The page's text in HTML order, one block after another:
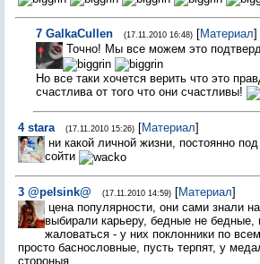
7 GalkaCullen (17.11.2010 16:48) [Материал]
Точно! Мы все можем это
Но все таки хочется верить что это
счастлива от того что они счастливы!
4 stara (17.11.2010 15:26) [Материал]
ни какой личной жизни, постоянно
сойти
3 @pelsink@ (17.11.2010 14:59) [Материал]
цена популярности, они сами знали
выбирали карьеру, бедные не бедные,
жаловаться - у них поклонники по
просто баснословные, пусть терпят, у
стороныя